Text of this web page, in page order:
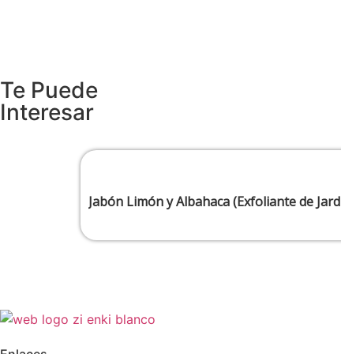
Te Puede
Interesar
Jabón Limón y Albahaca (Exfoliante de